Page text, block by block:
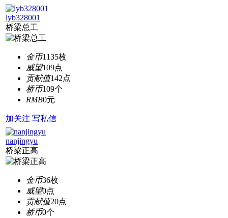
lyb328001
桥梁总工
金币1135枚
威望109点
贡献值142点
桥币109个
RMB0元
加关注 写私信
nanjingyu
桥梁正高
金币36枚
威望0点
贡献值20点
桥币0个